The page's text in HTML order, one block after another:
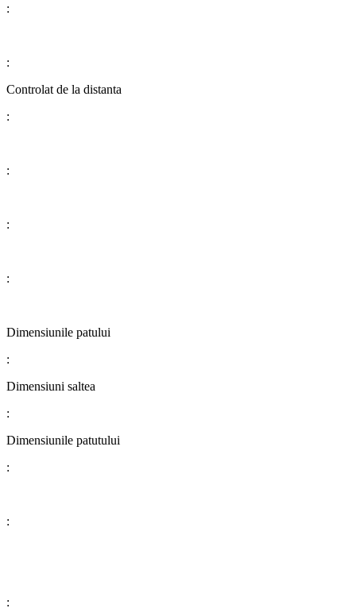
:
:
​​​​​​​​​​​​​​Controlat de la distanta
:
:
:
:
​​​​​​​​​​​​​​Dimensiunile patului
:
Dimensiuni saltea
:
Dimensiunile patutului
:
:
: